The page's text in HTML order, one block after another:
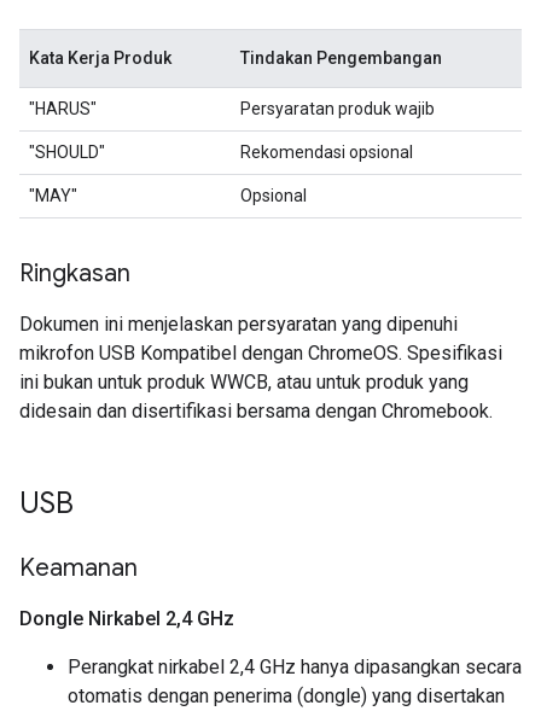
Kata Kerja Produk Tindakan Pengembangan
"HARUS" Persyaratan produk wajib
"SHOULD" Rekomendasi opsional
"MAY" Opsional
Ringkasan
Dokumen ini menjelaskan persyaratan yang dipenuhi
mikrofon USB Kompatibel dengan ChromeOS. Spesifikasi
ini bukan untuk produk WWCB, atau untuk produk yang
didesain dan disertifikasi bersama dengan Chromebook.
USB
Keamanan
Dongle Nirkabel 2,4 GHz
Perangkat nirkabel 2,4 GHz hanya dipasangkan secara
otomatis dengan penerima (dongle) yang disertakan